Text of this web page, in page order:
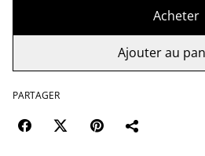
Acheter
Ajouter au
PARTAGER